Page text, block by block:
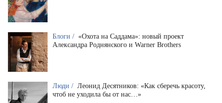
Блоги / «Охота на Саддама»: новый проект
Александра Роднянского и Warner Brothers
Люди / Леонид Десятников: «Как сберечь красоту,
чтоб не уходила бы от нас…»